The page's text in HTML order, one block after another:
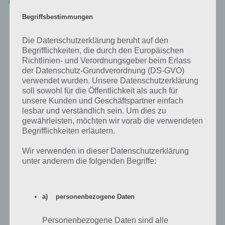
der gleichen Reihenfolge anklicken. Nachfolgend haben wir einen
The Floor Escape Level 16 Lösung
Begriffsbestimmungen
Die Datenschutzerklärung beruht auf den
Begrifflichkeiten, die durch den Europäischen
Richtlinien- und Verordnungsgeber beim Erlass
der Datenschutz-Grundverordnung (DS-GVO)
verwendet wurden. Unsere Datenschutzerklärung
soll sowohl für die Öffentlichkeit als auch für
unsere Kunden und Geschäftspartner einfach
lesbar und verständlich sein. Um dies zu
gewährleisten, möchten wir vorab die verwendeten
Begrifflichkeiten erläutern.
Wir verwenden in dieser Datenschutzerklärung
unter anderem die folgenden Begriffe:
a) personenbezogene Daten
Personenbezogene Daten sind alle